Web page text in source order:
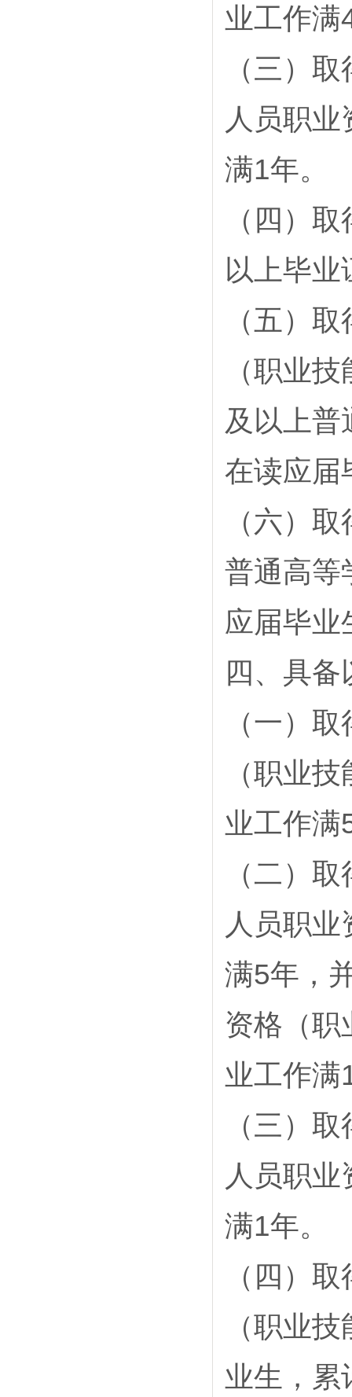
业工作满
（三）
人员职
满1年。
（四）
以上毕
（五）
（职业
及以上普
在读应届
（六）
普通高等
应届毕业
四、具备
（一）
（职业
业工作满
（二）
人员职
满5年，
资格（职
业工作满
（三）
人员职
满1年。
（四）
（职业
业生，累